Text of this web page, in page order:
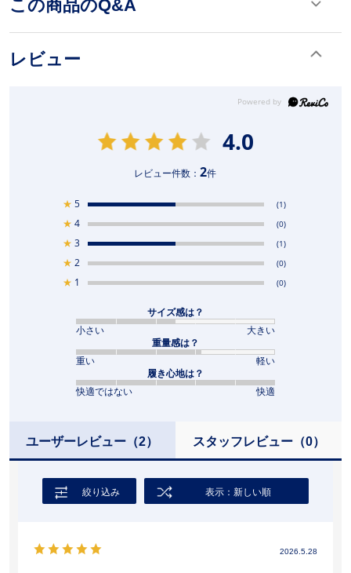
この商品のQ&A
レビュー
4.0
レビュー件数：2件
★ 5 (1)
★ 4 (0)
★ 3 (1)
★ 2 (0)
★ 1 (0)
サイズ感は？
小さい
大きい
重量感は？
重い
軽い
履き心地は？
快適ではない
快適
ユーザーレビュー （2） スタッフレビュー（0）
絞り込み 表示：新しい順
2026.5.28